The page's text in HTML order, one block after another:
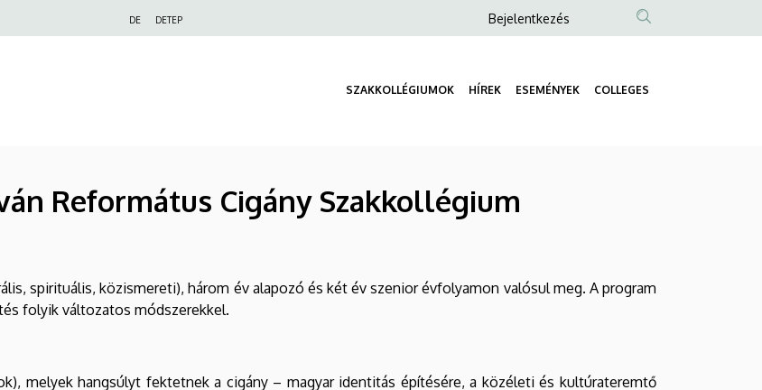
DE DETEP
Anonim
menüje
Bejelentkezés
SZAKKOLLÉGIUMOK HÍREK ESEMÉNYEK COLLEGES
Református Cigány Szakkollégium
spirituális, közismereti), három év alapozó és két év szenior évfolyamon valósul meg. A program
folyik változatos módszerekkel.
melyek hangsúlyt fektetnek a cigány – magyar identitás építésére, a közéleti és kultúrateremtő